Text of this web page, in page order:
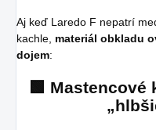
Aj keď Laredo F nepatrí
kachle, materiál obkladu
dojem:
🟩